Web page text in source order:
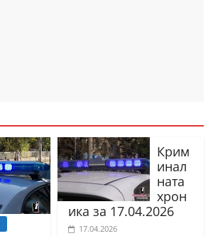
Крим
инал
ната
хрон
ика за 17.04.2026
17.04.2026